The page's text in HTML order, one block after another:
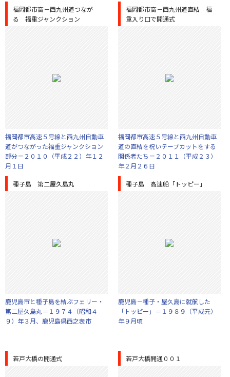
福岡都市高－西九州道つなが
る 福重ジャンクション
福岡都市高速５号線と西九州自動車
道がつながった福重ジャンクション
部分＝２０１０（平成２２）年１２
月１日
福岡都市高－西九州道直結 福
重入り口で開通式
福岡都市高速５号線と西九州自動車
道の直結を祝いテープカットをする
関係者たち＝２０１１（平成２３）
年２月２６日
種子島 第二屋久島丸
鹿児島市と種子島を結ぶフェリー・
第二屋久島丸＝１９７４（昭和４
９）年３月、鹿児島県西之表市
種子島 高速船「トッピー」
鹿児島－種子・屋久島に就航した
「トッピー」＝１９８９（平成元）
年９月頃
若戸大橋の開通式 若戸大橋開通００１